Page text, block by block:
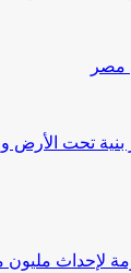
مصر
بنية تحت
لإحداث مليون